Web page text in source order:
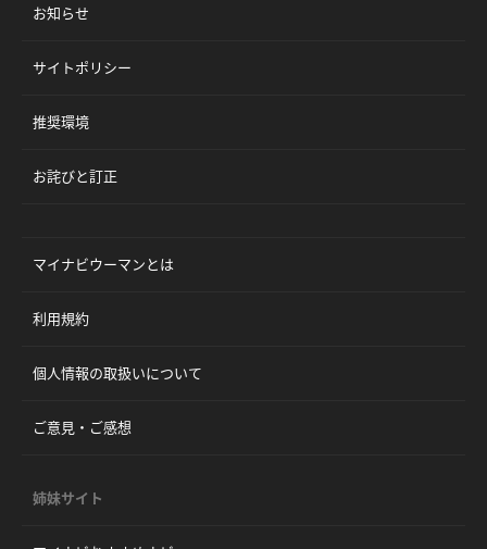
お知らせ
サイトポリシー
推奨環境
お詫びと訂正
マイナビウーマンとは
利用規約
個人情報の取扱いについて
ご意見・ご感想
姉妹サイト